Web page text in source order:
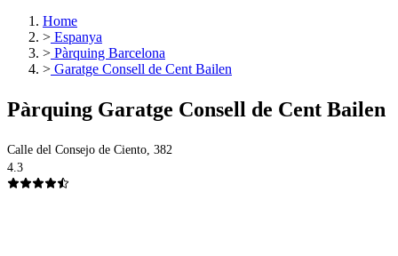
Home
> Espanya
> Pàrquing Barcelona
> Garatge Consell de Cent Bailen
Pàrquing Garatge Consell de Cent Bailen
Calle del Consejo de Ciento, 382
4.3